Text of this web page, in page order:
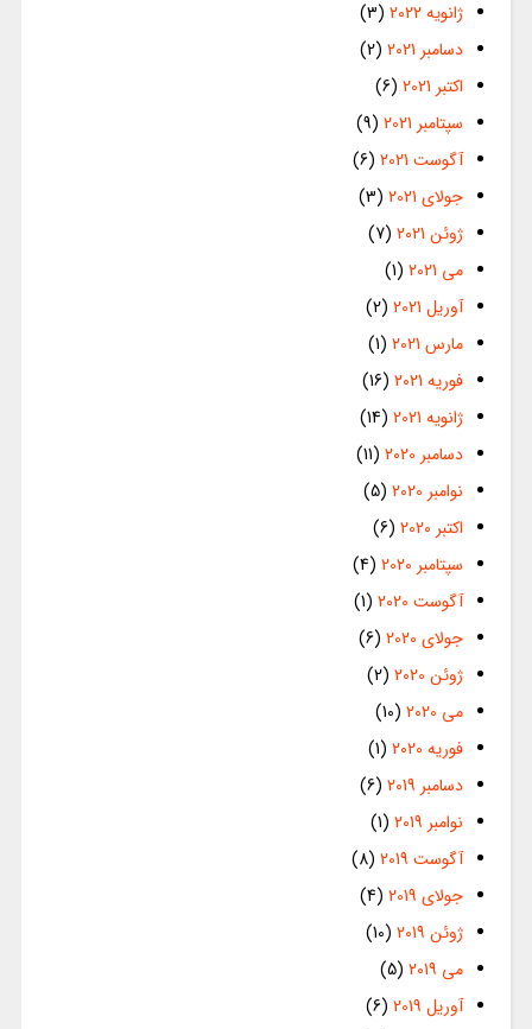
ژانویه 2022
(3)
دسامبر 2021
(2)
اکتبر 2021
(6)
سپتامبر 2021
(9)
آگوست 2021
(6)
جولای 2021
(3)
ژوئن 2021
(7)
می 2021
(1)
آوریل 2021
(2)
مارس 2021
(1)
فوریه 2021
(16)
ژانویه 2021
(14)
دسامبر 2020
(11)
نوامبر 2020
(5)
اکتبر 2020
(6)
سپتامبر 2020
(4)
آگوست 2020
(1)
جولای 2020
(6)
ژوئن 2020
(2)
می 2020
(10)
فوریه 2020
(1)
دسامبر 2019
(6)
نوامبر 2019
(1)
آگوست 2019
(8)
جولای 2019
(4)
ژوئن 2019
(10)
می 2019
(5)
آوریل 2019
(6)